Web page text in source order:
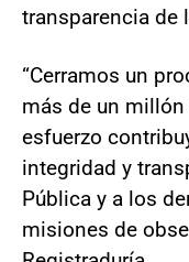
transparencia de
“Cerramos un
más de un
esfuerzo
integridad y
Pública y a los
misiones de